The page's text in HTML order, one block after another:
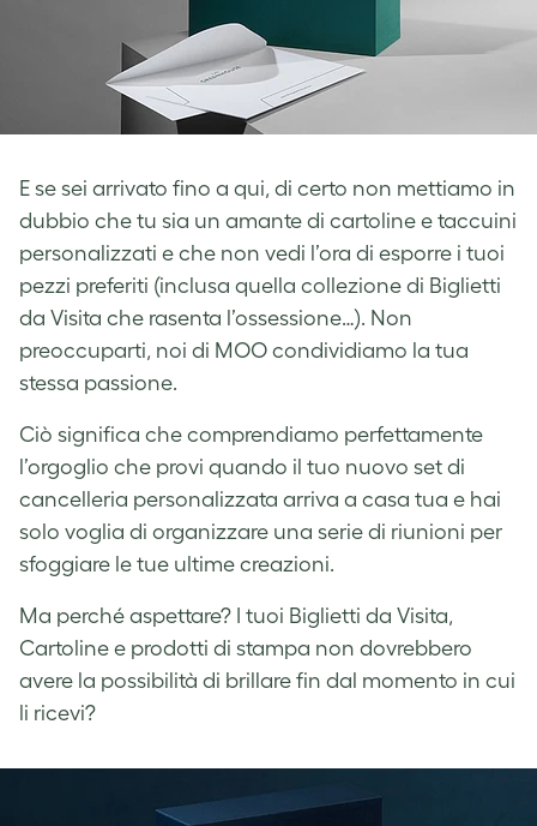
E se sei arrivato fino a qui, di certo non mettiamo in
dubbio che tu sia un amante di cartoline e taccuini
personalizzati e che non vedi l’ora di esporre i tuoi
pezzi preferiti (inclusa quella collezione di Biglietti
da Visita che rasenta l’ossessione…). Non
preoccuparti, noi di MOO condividiamo la tua
stessa passione.
Ciò significa che comprendiamo perfettamente
l’orgoglio che provi quando il tuo nuovo set di
cancelleria personalizzata arriva a casa tua e hai
solo voglia di organizzare una serie di riunioni per
sfoggiare le tue ultime creazioni.
Ma perché aspettare? I tuoi Biglietti da Visita,
Cartoline e prodotti di stampa non dovrebbero
avere la possibilità di brillare fin dal momento in cui
li ricevi?